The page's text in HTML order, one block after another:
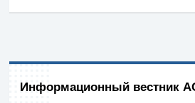
Информационный вестник